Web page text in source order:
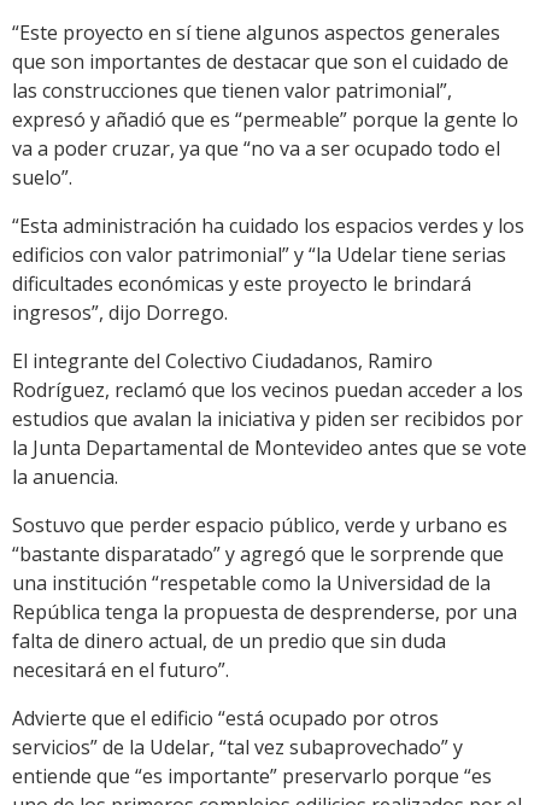
“Este proyecto en sí tiene algunos aspectos generales
que son importantes de destacar que son el cuidado de
las construcciones que tienen valor patrimonial”,
expresó y añadió que es “permeable” porque la gente lo
va a poder cruzar, ya que “no va a ser ocupado todo el
suelo”.
“Esta administración ha cuidado los espacios verdes y los
edificios con valor patrimonial” y “la Udelar tiene serias
dificultades económicas y este proyecto le brindará
ingresos”, dijo Dorrego.
El integrante del Colectivo Ciudadanos, Ramiro
Rodríguez, reclamó que los vecinos puedan acceder a los
estudios que avalan la iniciativa y piden ser recibidos por
la Junta Departamental de Montevideo antes que se vote
la anuencia.
Sostuvo que perder espacio público, verde y urbano es
“bastante disparatado” y agregó que le sorprende que
una institución “respetable como la Universidad de la
República tenga la propuesta de desprenderse, por una
falta de dinero actual, de un predio que sin duda
necesitará en el futuro”.
Advierte que el edificio “está ocupado por otros
servicios” de la Udelar, “tal vez subaprovechado” y
entiende que “es importante” preservarlo porque “es